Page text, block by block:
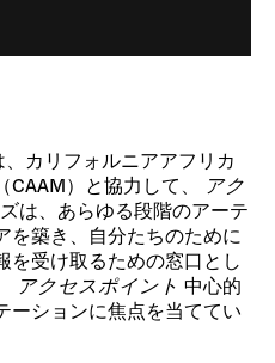
カリフォルニアアフリカ
）と協力して、
アク
は、あらゆる段階のアーテ
を築き、自分たちのために
を受け取るための窓口とし
アクセスポイント 中心的
ーションに焦点を当ててい